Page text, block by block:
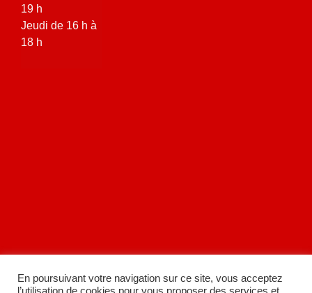
19 h
Jeudi de 16 h à
18 h
En poursuivant votre navigation sur ce site, vous acceptez